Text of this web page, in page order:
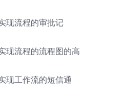
流程的审批记
流程的流程图的高
工作流的短信通